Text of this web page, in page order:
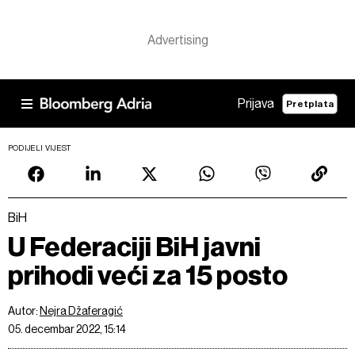
Prijava Pretplata
PODIJELI VIJEST
BiH
U Federaciji BiH javni
prihodi veći za 15 posto
Autor: Nejra Džaferagić
05. decembar 2022, 15:14